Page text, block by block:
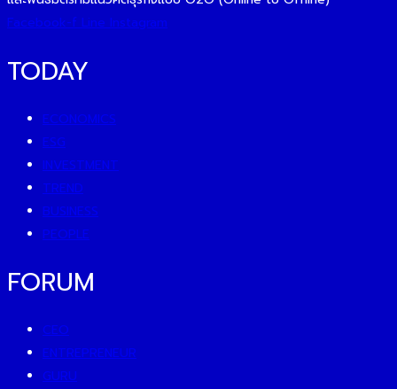
Facebook-f Line Instagram
TODAY
ECONOMICS
ESG
INVESTMENT
TREND
BUSINESS
PEOPLE
FORUM
CEO
ENTREPRENEUR
GURU